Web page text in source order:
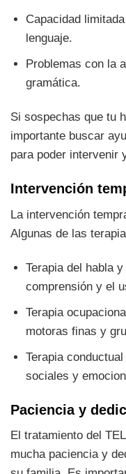
Capacidad
lenguaje.
Problemas con la
gramática.
Si sospechas que tu
importante buscar
para poder intervenir
Intervención
La intervención
Algunas de las
Terapia del habla
comprensión y el
Terapia
motoras finas y
Terapia
sociales y
Paciencia y
El tratamiento del
mucha paciencia y